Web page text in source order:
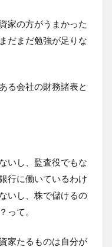
家の方がうまかった
だまだ勉強が足りな
る会社の財務諸表と
いし、監査役でもな
行に働いているわけ
いし、株で儲けるの
って。
家たるものは自分が